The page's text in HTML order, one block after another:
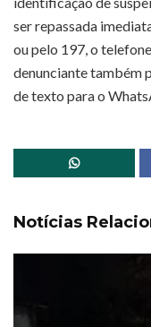
ser repassada
ou pelo 197, o
denunciante também
de texto para o
Notícias